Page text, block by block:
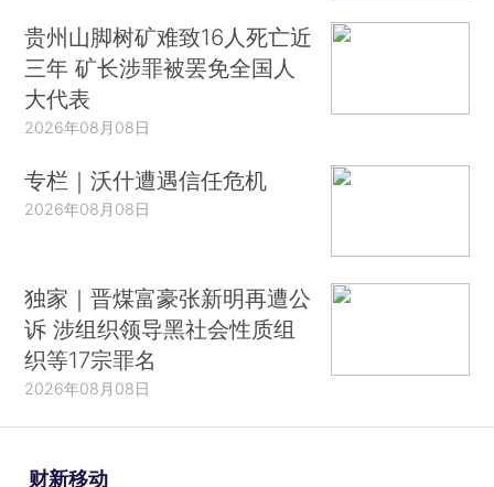
贵州山脚树矿难致16人死亡近
三年 矿长涉罪被罢免全国人
大代表
2026年08月08日
专栏｜沃什遭遇信任危机
2026年08月08日
独家｜晋煤富豪张新明再遭公
诉 涉组织领导黑社会性质组
织等17宗罪名
2026年08月08日
财新移动